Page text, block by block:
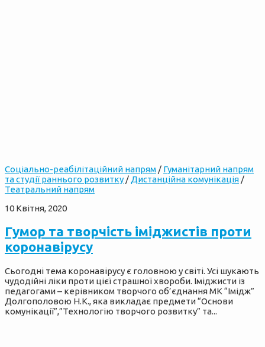
Cоціально-реабілітаційний напрям / Гуманітарний напрям
та студії раннього розвитку / Дистанційна комунікація /
Театральний напрям
10 Квітня, 2020
Гумор та творчість іміджистів проти
коронавірусу
Сьогодні тема коронавірусу є головною у світі. Усі шукають
чудодійні ліки проти цієї страшної хвороби. Іміджисти із
педагогами – керівником творчого об’єднання МК “Імідж”
Долгополовою Н.К., яка викладає предмети “Основи
комунікації”,”Технологію творчого розвитку” та...